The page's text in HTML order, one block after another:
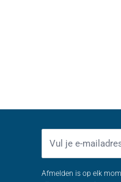
Afmelden is op elk